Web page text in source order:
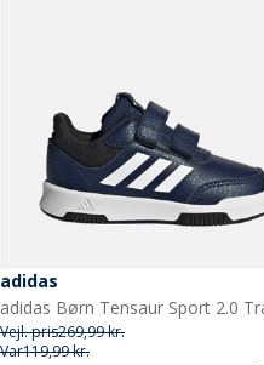
adidas
Vejl. pris269,99 kr.
Var119,99 kr.